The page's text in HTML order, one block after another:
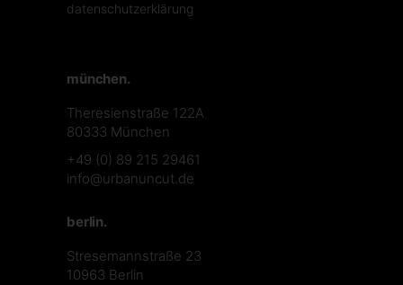
datenschutzerklärung
münchen.
Theresienstraße 122A
80333 München
+49 (0) 89 215 29461
info@urbanuncut.de
berlin.
Stresemannstraße 23
10963 Berlin